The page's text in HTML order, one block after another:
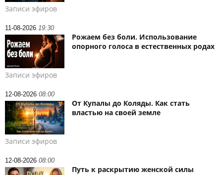
Записи эфиров
11-08-2026 19:30
Рожаем без боли. Использование
опорного голоса в естественных родах
Записи эфиров
12-08-2026 08:00
От Купалы до Коляды. Как стать
властью на своей земле
Записи эфиров
12-08-2026 08:00
Путь к раскрытию женской силы